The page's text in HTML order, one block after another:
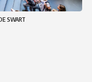
SWART